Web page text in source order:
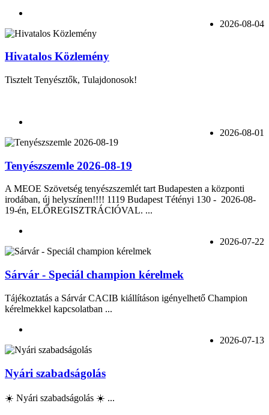
2026-08-04
Hivatalos Közlemény
Tisztelt Tenyésztők, Tulajdonosok!
2026-08-01
Tenyészszemle 2026-08-19
A MEOE Szövetség tenyészszemlét tart Budapesten a központi
irodában, új helyszínen!!!! 1119 Budapest Tétényi 130 - 2026-08-
19-én, ELŐREGISZTRÁCIÓVAL. ...
2026-07-22
Sárvár - Speciál champion kérelmek
Tájékoztatás a Sárvár CACIB kiállításon igényelhető Champion
kérelmekkel kapcsolatban ...
2026-07-13
Nyári szabadságolás
☀️ Nyári szabadságolás ☀️ ...